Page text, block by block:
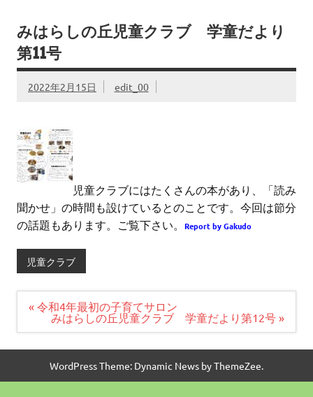
みはらしの丘児童クラブ 学童だより
第11号
2022年2月15日 edit_00
児童クラブにはたくさんの本があり、「読み
聞かせ」の時間も設けているとのことです。今回は節分
の話題もあります。ご覧下さい。
Report by Gakudo
児童クラブ
投
ゲ
ョ
« 令和4年最初の子育てサロン
みはらしの丘児童クラブ 学童だより第12号 »
WordPress Theme: Dynamic News by ThemeZee.